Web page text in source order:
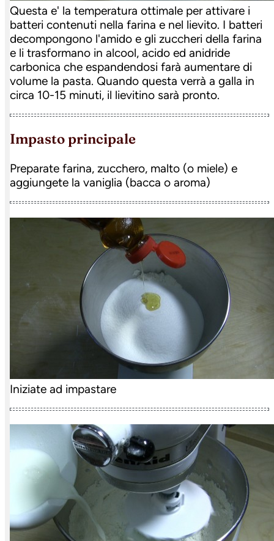
Questa e' la temperatura ottimale per attivare i
batteri contenuti nella farina e nel lievito. I batteri
decompongono l'amido e gli zuccheri della farina
e li trasformano in alcool, acido ed anidride
carbonica che espandendosi farà aumentare di
volume la pasta. Quando questa verrà a galla in
circa 10-15 minuti, il lievitino sarà pronto.
impasto principale
Preparate farina, zucchero, malto (o miele) e
aggiungete la vaniglia (bacca o aroma)
Iniziate ad impastare